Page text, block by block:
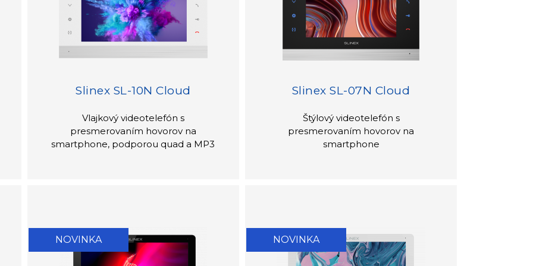
Slinex SL-10N Cloud
Vlajkový videotelefón s
presmerovaním hovorov na
smartphone, podporou quad a MP3
Slinex SL-07N Cloud
Štýlový videotelefón s
presmerovaním hovorov na
smartphone
NOVINKA NOVINKA